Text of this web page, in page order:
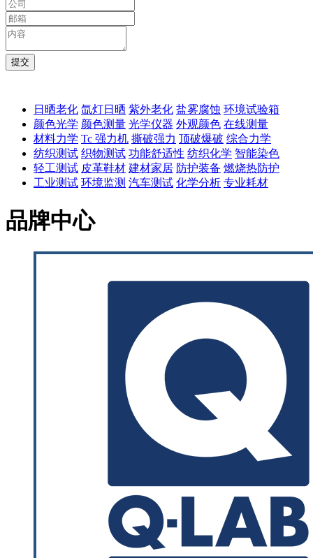
日晒老化 氙灯日晒 紫外老化 盐雾腐蚀 环境试验箱
颜色光学 颜色测量 光学仪器 外观颜色 在线测量
材料力学 Tc 强力机 撕破强力 顶破爆破 综合力学
纺织测试 织物测试 功能舒适性 纺织化学 智能染色
轻工测试 皮革鞋材 建材家居 防护装备 燃烧热防护
工业测试 环境监测 汽车测试 化学分析 专业耗材
品牌中心